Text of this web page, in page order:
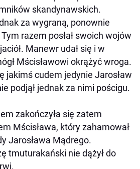
skandynawskich.
za wygraną, ponownie
razem posłał swoich wojów
Manewr udał się i w
Mścisławowi okrążyć wroga.
jakimś cudem jedynie Jarosław
podjął jednak za nimi pościgu.
zakończyła się zatem
Mścisława, który zahamował
Jarosława Mądrego.
tmuturakański nie dążył do